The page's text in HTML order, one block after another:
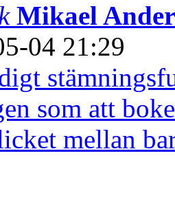
Mikael
04 21:29
som att
mellan